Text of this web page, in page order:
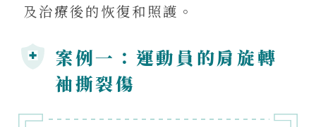
及治療後的恢復和照護。
案例一：運動員的肩旋轉
袖撕裂傷